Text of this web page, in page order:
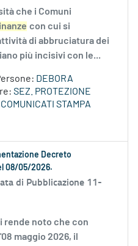
che i Comuni
con cui si
di abbruciatura dei
più incisivi con le...
DEBORA
SEZ. PROTEZIONE
COMUNICATI STAMPA
Decreto
08/05/2026.
di Pubblicazione 11-
rende noto che con
maggio 2026, il